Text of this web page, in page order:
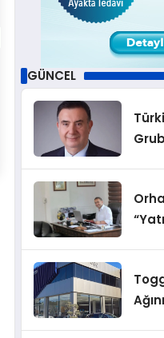
GÜNCEL